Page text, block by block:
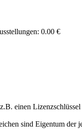
0.00 €
einen
sind Eigentum